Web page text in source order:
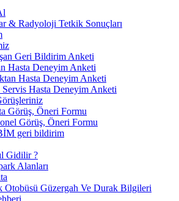
& Radyoloji Tetkik Sonuçları
Geri Bildirim Anketi
Hasta Deneyim Anketi
Hasta Deneyim Anketi
Hasta Deneyim Anketi
Görüş, Öneri Formu
Görüş, Öneri Formu
geri bildirim
Gidilir ?
Alanları
Otobüsü Güzergah Ve Durak Bilgileri